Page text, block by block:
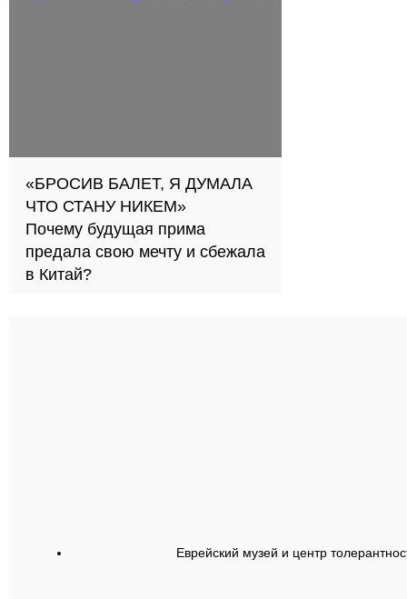
«БРОСИВ БАЛЕТ, Я ДУМАЛА
ЧТО СТАНУ НИКЕМ»
Почему будущая прима
предала свою мечту и сбежала
в Китай?
Еврейский музей и центр